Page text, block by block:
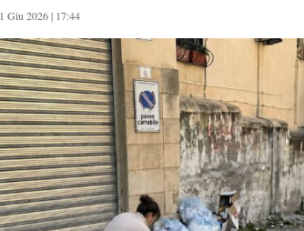
1 Giu 2026 | 17:44